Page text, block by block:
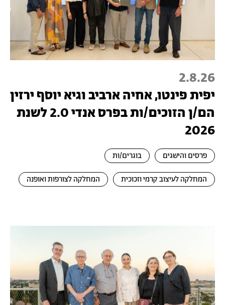
2.8.26
יפית פינטו, אחיה ארביב וגיא יוסף ירזין
הם/ן הזוכים/ות בפרס אנדי 2.0 לשנת
2026
פרסים והישגים בוגרים/ות
המחלקה לעיצוב קרמי וזכוכית המחלקה לצורפות ואופנה